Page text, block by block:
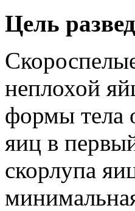
Цель
неплохой
формы тела
яиц в
скорлупа